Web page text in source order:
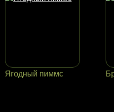
Ягодный пиммс